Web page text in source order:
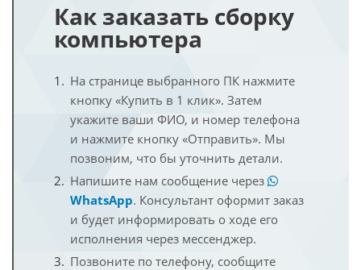
Как заказать сборку
компьютера
На странице выбранного ПК нажмите
кнопку «Купить в 1 клик». Затем
укажите ваши ФИО, и номер телефона
и нажмите кнопку «Отправить». Мы
позвоним, что бы уточнить детали.
Напишите нам сообщение через
WhatsApp. Консультант оформит заказ
и будет информировать о ходе его
исполнения через мессенджер.
Позвоните по телефону, сообщите